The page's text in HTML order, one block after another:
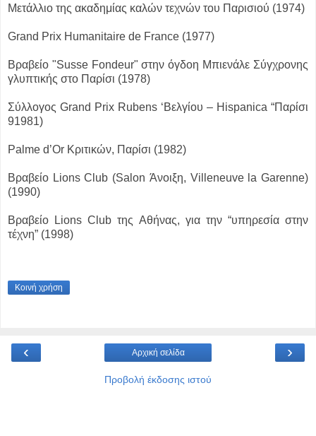
Μετάλλιο της ακαδημίας καλών τεχνών του Παρισιού (1974)
Grand Prix Humanitaire de France (1977)
Βραβείο "Susse Fondeur" στην όγδοη Μπιενάλε Σύγχρονης
γλυπτικής στο Παρίσι (1978)
Σύλλογος Grand Prix Rubens ‘Βελγίου – Hispanica “Παρίσι
91981)
Palme d’Or Κριτικών, Παρίσι (1982)
Βραβείο Lions Club (Salon Άνοιξη, Villeneuve la Garenne)
(1990)
Βραβείο Lions Club της Αθήνας, για την “υπηρεσία στην
τέχνη” (1998)
Κοινή χρήση
‹ ›
Αρχική σελίδα
Προβολή έκδοσης ιστού